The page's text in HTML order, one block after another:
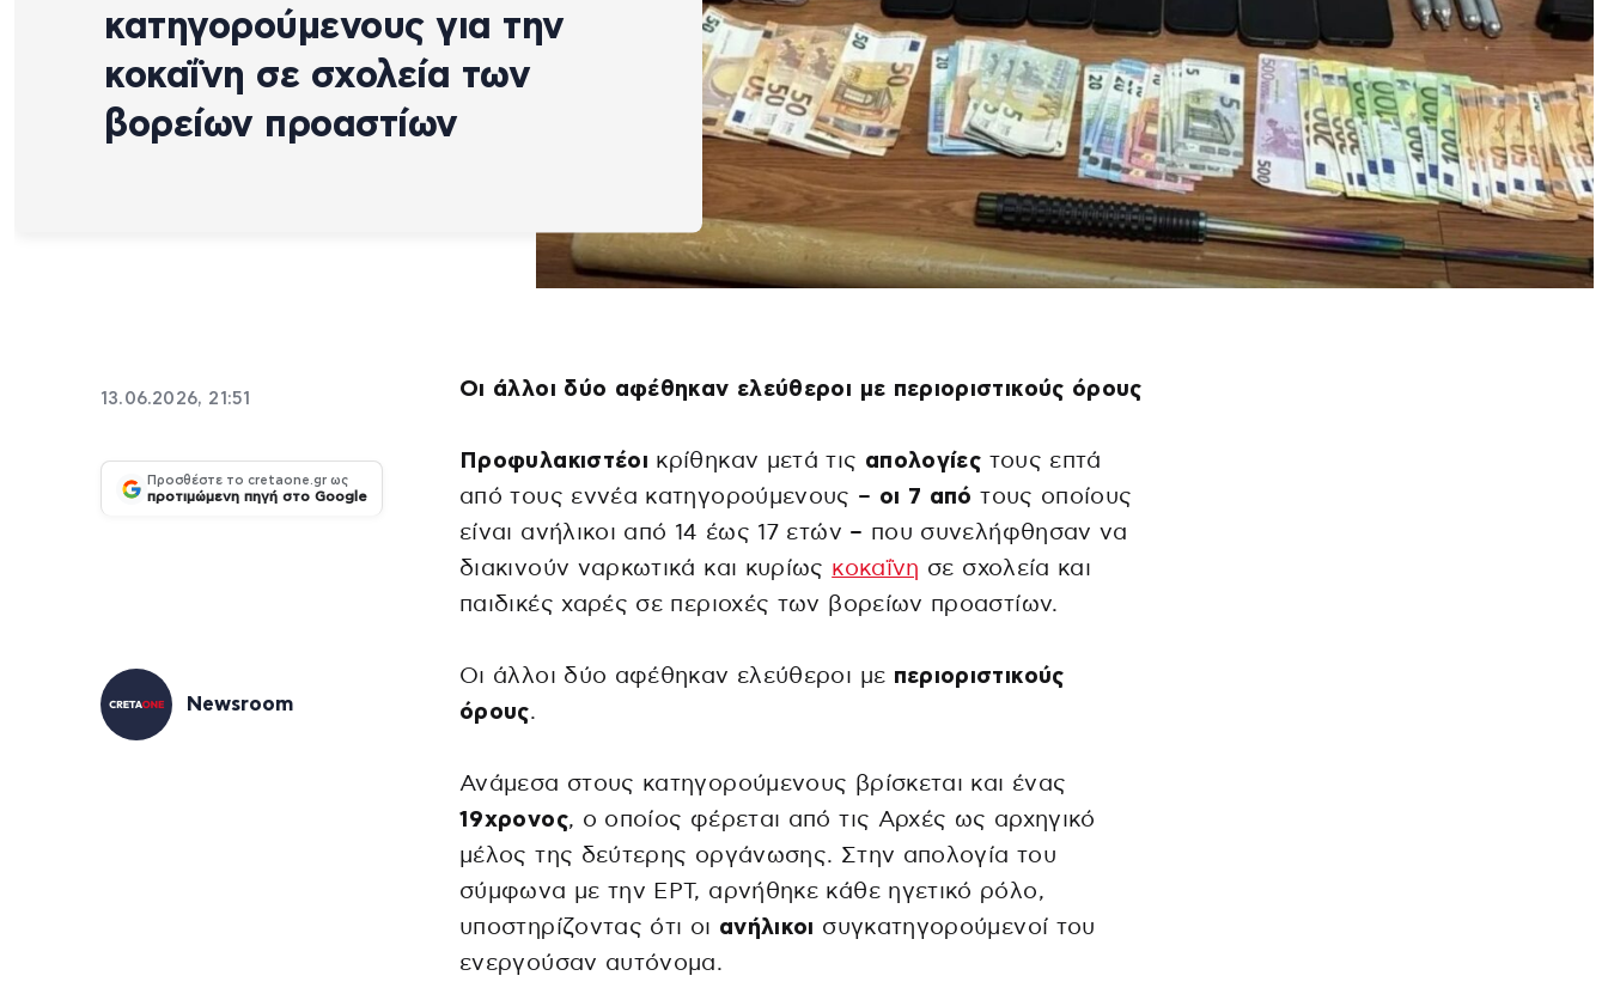
κατηγορούμενους για την
κοκαΐνη σε σχολεία των
βορείων προαστίων
13.06.2026, 21:51
Προσθέστε το cretaone.gr ως
προτιμώμενη πηγή στο Google
Newsroom
Οι άλλοι δύο αφέθηκαν ελεύθεροι με περιοριστικούς όρους
Προφυλακιστέοι κρίθηκαν μετά τις απολογίες τους επτά
από τους εννέα κατηγορούμενους – οι 7 από τους οποίους
είναι ανήλικοι από 14 έως 17 ετών – που συνελήφθησαν να
διακινούν ναρκωτικά και κυρίως κοκαΐνη σε σχολεία και
παιδικές χαρές σε περιοχές των βορείων προαστίων.
Οι άλλοι δύο αφέθηκαν ελεύθεροι με περιοριστικούς
όρους.
Ανάμεσα στους κατηγορούμενους βρίσκεται και ένας
19χρονος, ο οποίος φέρεται από τις Αρχές ως αρχηγικό
μέλος της δεύτερης οργάνωσης. Στην απολογία του
σύμφωνα με την ΕΡΤ, αρνήθηκε κάθε ηγετικό ρόλο,
υποστηρίζοντας ότι οι ανήλικοι συγκατηγορούμενοί του
ενεργούσαν αυτόνομα.